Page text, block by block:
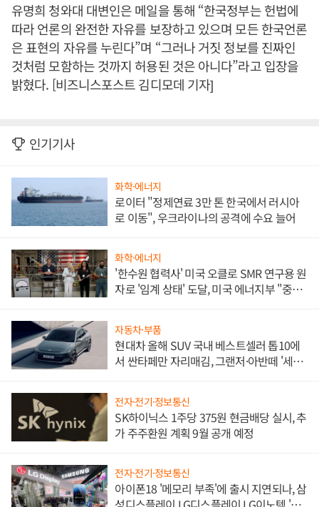
유명희 청와대 대변인은 메일을 통해 “한국정부는 헌법에
따라 언론의 완전한 자유를 보장하고 있으며 모든 한국언론
은 표현의 자유를 누린다”며 “그러나 거짓 정보를 진짜인
것처럼 모함하는 것까지 허용된 것은 아니다”라고 입장을
밝혔다. [비즈니스포스트 김디모데 기자]
인기기사
화학·에너지
로이터 "정제연료 3만 톤 한국에서 러시아
로 이동", 우크라이나의 공격에 수요 늘어
화학·에너지
'한수원 협력사' 미국 오클로 SMR 연구용 원
자로 '임계 상태' 도달, 미국 에너지부 "중요
자동차·부품
현대차 올해 SUV 국내 베스트셀러 톱10에
서 싼타페만 자리매김, 그랜저·아반떼 '세단
전자·전기·정보통신
SK하이닉스 1주당 375원 현금배당 실시, 추
가 주주환원 계획 9월 공개 예정
전자·전기·정보통신
아이폰18 '메모리 부족'에 출시 지연되나, 삼